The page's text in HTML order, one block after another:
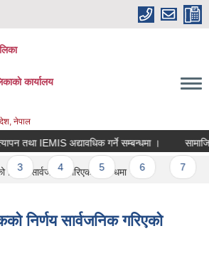
कार्यालय
नेपाल
तथा IEMIS अद्यावधिक गर्ने सम्बन्धमा ।
3 4 5 6 7
निर्णय सार्वजनिक गरिएको सम्बन्धमा ।
निर्णय सार्वजनिक गरिएको